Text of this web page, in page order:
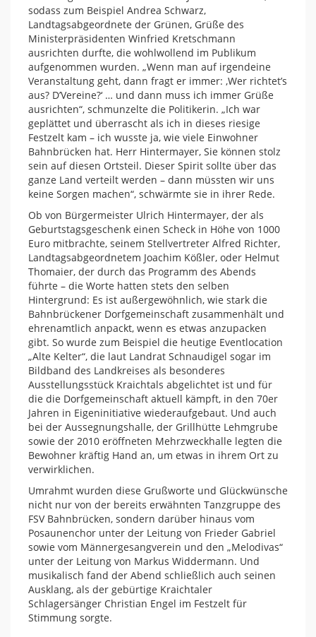
sodass zum Beispiel Andrea Schwarz,
Landtagsabgeordnete der Grünen, Grüße des
Ministerpräsidenten Winfried Kretschmann
ausrichten durfte, die wohlwollend im Publikum
aufgenommen wurden. „Wenn man auf irgendeine
Veranstaltung geht, dann fragt er immer: ‚Wer richtet’s
aus? D’Vereine?‘ … und dann muss ich immer Grüße
ausrichten“, schmunzelte die Politikerin. „Ich war
geplättet und überrascht als ich in dieses riesige
Festzelt kam – ich wusste ja, wie viele Einwohner
Bahnbrücken hat. Herr Hintermayer, Sie können stolz
sein auf diesen Ortsteil. Dieser Spirit sollte über das
ganze Land verteilt werden – dann müssten wir uns
keine Sorgen machen“, schwärmte sie in ihrer Rede.
Ob von Bürgermeister Ulrich Hintermayer, der als
Geburtstagsgeschenk einen Scheck in Höhe von 1000
Euro mitbrachte, seinem Stellvertreter Alfred Richter,
Landtagsabgeordnetem Joachim Kößler, oder Helmut
Thomaier, der durch das Programm des Abends
führte – die Worte hatten stets den selben
Hintergrund: Es ist außergewöhnlich, wie stark die
Bahnbrückener Dorfgemeinschaft zusammenhält und
ehrenamtlich anpackt, wenn es etwas anzupacken
gibt. So wurde zum Beispiel die heutige Eventlocation
„Alte Kelter“, die laut Landrat Schnaudigel sogar im
Bildband des Landkreises als besonderes
Ausstellungsstück Kraichtals abgelichtet ist und für
die die Dorfgemeinschaft aktuell kämpft, in den 70er
Jahren in Eigeninitiative wiederaufgebaut. Und auch
bei der Aussegnungshalle, der Grillhütte Lehmgrube
sowie der 2010 eröffneten Mehrzweckhalle legten die
Bewohner kräftig Hand an, um etwas in ihrem Ort zu
verwirklichen.
Umrahmt wurden diese Grußworte und Glückwünsche
nicht nur von der bereits erwähnten Tanzgruppe des
FSV Bahnbrücken, sondern darüber hinaus vom
Posaunenchor unter der Leitung von Frieder Gabriel
sowie vom Männergesangverein und den „Melodivas“
unter der Leitung von Markus Widdermann. Und
musikalisch fand der Abend schließlich auch seinen
Ausklang, als der gebürtige Kraichtaler
Schlagersänger Christian Engel im Festzelt für
Stimmung sorgte.